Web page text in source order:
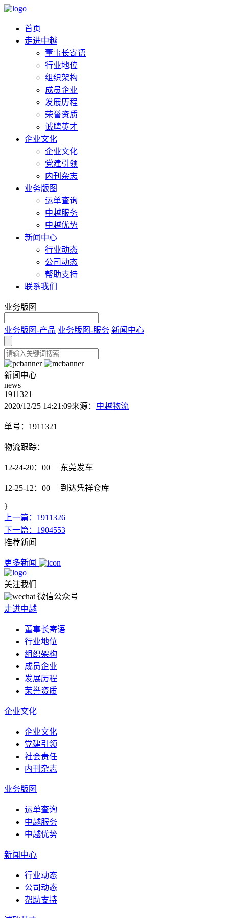
首页
走进中越
董事长寄语
行业地位
组织架构
成员企业
发展历程
荣誉资质
诚聘英才
企业文化
企业文化
党建引领
内刊杂志
业务版图
运单查询
中越服务
中越优势
新闻中心
行业动态
公司动态
帮助支持
联系我们
业务版图
业务版图-产品 业务版图-服务 新闻中心
新闻中心
news
1911321
2020/12/25 14:21:09来源： 中越物流
单号：1911321
物流跟踪：
12-24-20：00 东莞发车
12-25-12：00 到达凭祥仓库
}
上一篇：1911326
下一篇：1904553
推荐新闻
更多新闻
关注我们
微信公众号
走进中越
董事长寄语
行业地位
组织架构
成员企业
发展历程
荣誉资质
企业文化
企业文化
党建引领
社会责任
内刊杂志
业务版图
运单查询
中越服务
中越优势
新闻中心
行业动态
公司动态
帮助支持